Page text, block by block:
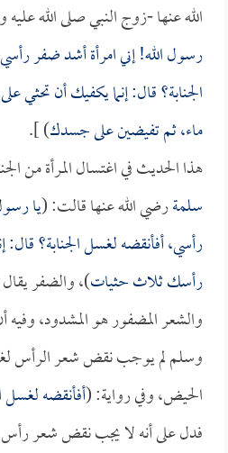
الله عنها -زوج النبي صلى الله
رسول الله! إني امرأة أشد ضفر
الجنابة؟ قال: إنما يكفيك أن
ماء، ثم تفيضين على جسدك) ].
هذا الحديث في اغتسال المرأة من
سلمةرضي الله عنها قالت: (يا
رأسي، أفأنقضه لغسل الجنابة؟ قال:
رأسك ثلاث حثيات)، والضفر
والشعر المضفور هو المشدود، وفيه
وسلم لم يوجب نقض شعر الرأس
الحيض، وفي رواية: (أفأنقضه لغسل
فدل على أنه لا يجب نقض شعر رأس